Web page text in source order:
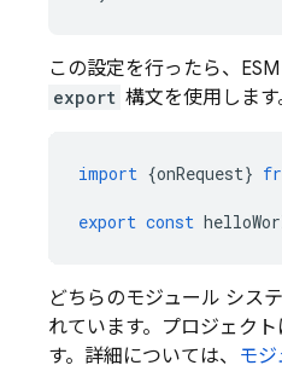
この設定を行ったら、
export 構文を使用します
import {onRequest}
export const
どちらのモジュール シス
れています。プロジェク
す。詳細については、 モ